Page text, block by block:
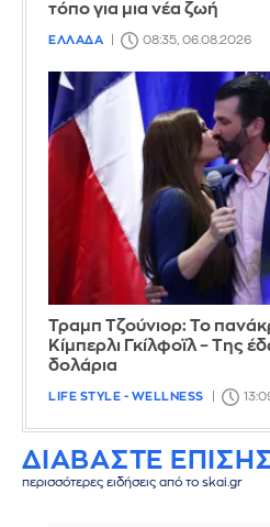
τόπο για μια νέα ζωή
ΕΛΛΑΔΑ 08:35, 06.08.2026
Τραμπ Τζούνιορ: Το
Κίμπερλι Γκίλφοϊλ – Της
δολάρια
LIFE STYLE - WELLNESS
ΔΙΑΒΑΣΤΕ
περισσότερες ειδήσεις από το skai.gr